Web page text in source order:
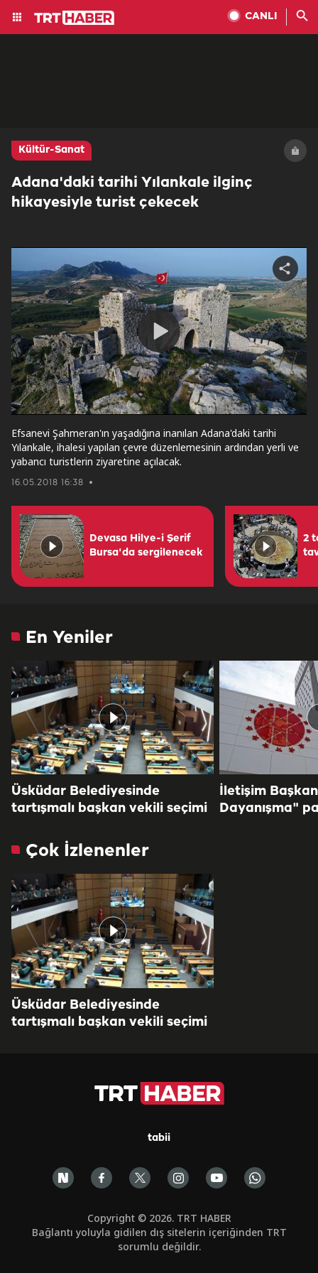
CANLI
Kültür-Sanat
Adana'daki tarihi Yılankale ilginç
hikayesiyle turist çekecek
Play
Video
Share
video
16.05.2018 16:38
Efsanevi Şahmeran'ın yaşadığına inanılan Adana'daki tarihi
Yılankale, ihalesi yapılan çevre düzenlemesinin ardından yerli ve
yabancı turistlerin ziyaretine açılacak.
Devasa Hilye-i Şerif
Bursa'da sergilenecek
2
En Yeniler
Üsküdar Belediyesinde
tartışmalı başkan vekili seçimi
İletişim
Dayanışma"
Çok İzlenenler
Üsküdar Belediyesinde
tartışmalı başkan vekili seçimi
tabii
Copyright © 2026. TRT HABER
Bağlantı yoluyla gidilen dış sitelerin içeriğinden TRT
sorumlu değildir.